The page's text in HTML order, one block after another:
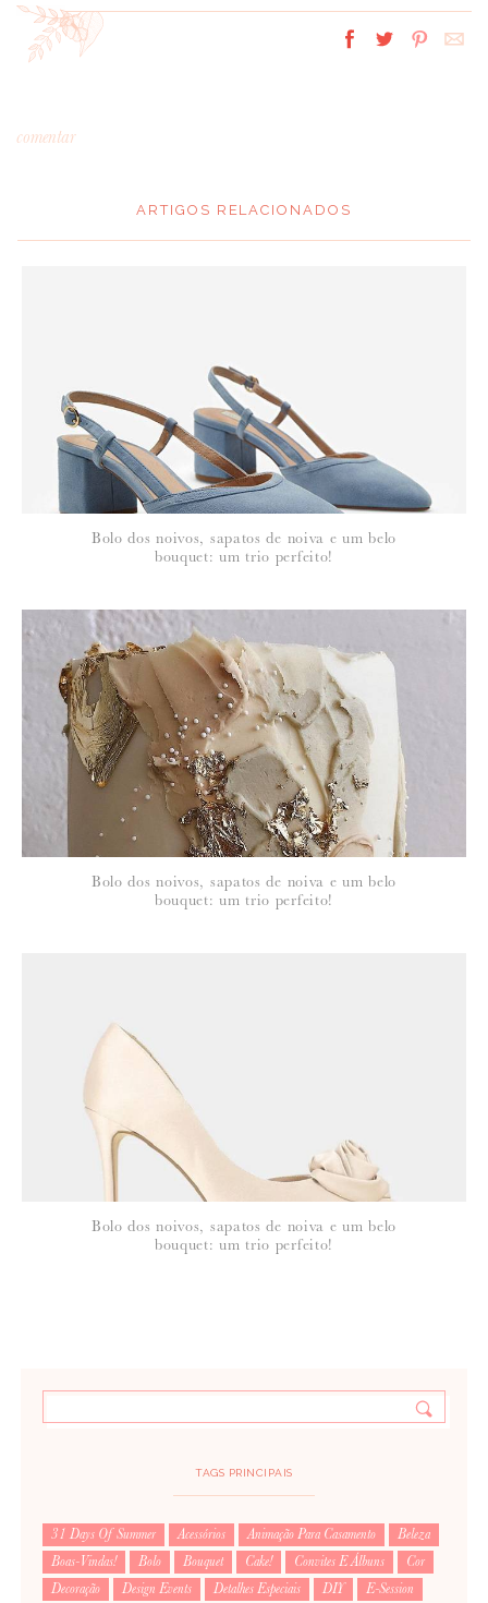
comentar
NOME*:
Para saber como tratamos e protegemos os seus dados, leia a nossa
política de privacidade
ARTIGOS RELACIONADOS
Bolo dos noivos, sapatos de noiva e um belo
bouquet: um trio perfeito!
Bolo dos noivos, sapatos de noiva e um belo
bouquet: um trio perfeito!
Bolo dos noivos, sapatos de noiva e um belo
bouquet: um trio perfeito!
TAGS PRINCIPAIS
31 Days Of Summer Acessórios Animação Para Casamento
Beleza
Boas-Vindas!
Bolo Bouquet Cake! Convites E Álbuns
Cor
Decoração
Design Events Detalhes Especiais DIY E-Session